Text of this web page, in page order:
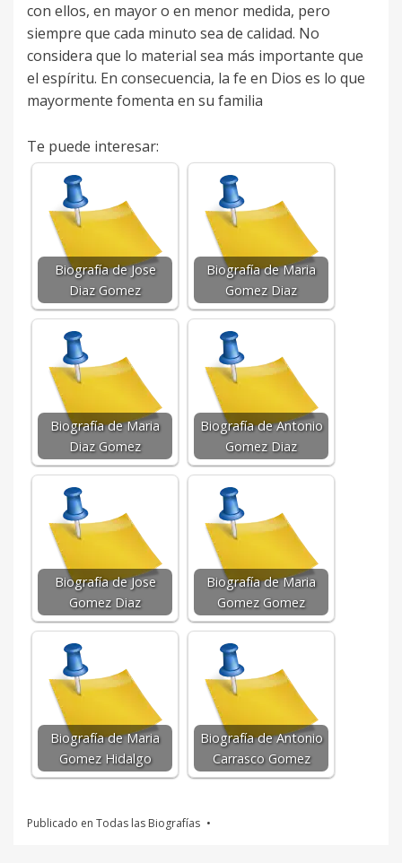
con ellos, en mayor o en menor medida, pero
siempre que cada minuto sea de calidad. No
considera que lo material sea más importante que
el espíritu. En consecuencia, la fe en Dios es lo que
mayormente fomenta en su familia
Te puede interesar:
Biografía de Jose
Diaz Gomez
Biografía de Maria
Gomez Diaz
Biografía de Maria
Diaz Gomez
Biografía de Antonio
Gomez Diaz
Biografía de Jose
Gomez Diaz
Biografía de Maria
Gomez Gomez
Biografía de Maria
Gomez Hidalgo
Biografía de Antonio
Carrasco Gomez
Publicado en Todas las Biografías